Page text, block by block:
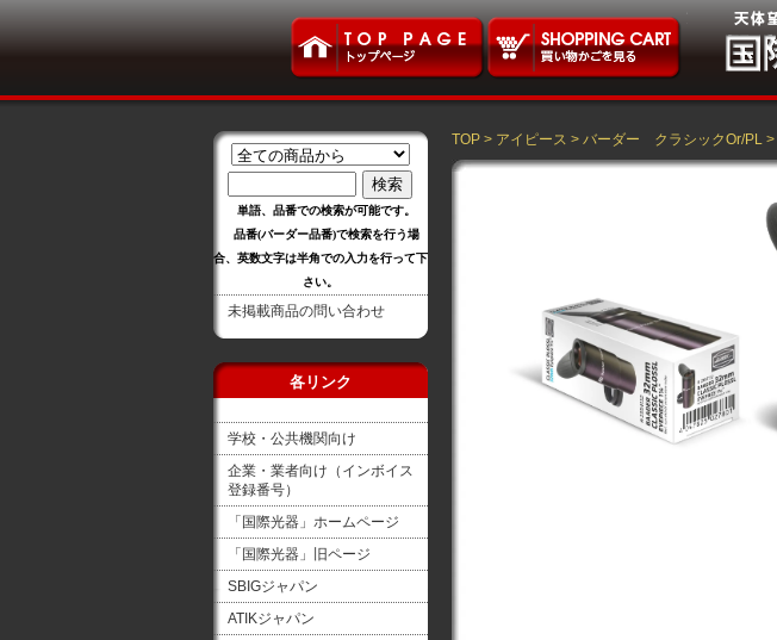
単語、品番での検索が可能です。
品番(バーダー品番)で検索を行う場
合、英数文字は半角での入力を行って下
さい。
未掲載商品の問い合わせ
各リンク
学校・公共機関向け
企業・業者向け（インボイス
登録番号）
「国際光器」ホームページ
「国際光器」旧ページ
SBIGジャパン
ATIKジャパン
TOP> アイピース > バーダー クラシックOr/PL>